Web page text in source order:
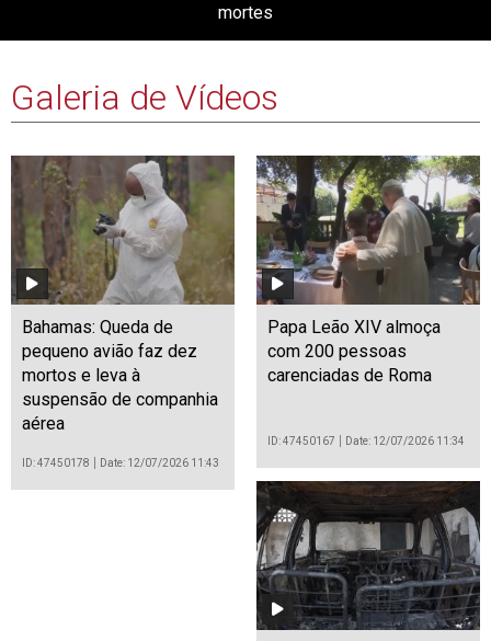
mortes
Galeria de Vídeos
Bahamas: Queda de
pequeno avião faz dez
mortos e leva à
suspensão de companhia
aérea
ID: 47450178 Date: 12/07/2026 11:43
Papa Leão XIV almoça
com 200 pessoas
carenciadas de Roma
ID: 47450167 Date: 12/07/2026 11:34